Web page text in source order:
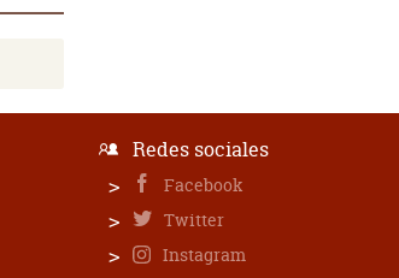
Redes sociales
Facebook
Twitter
Instagram